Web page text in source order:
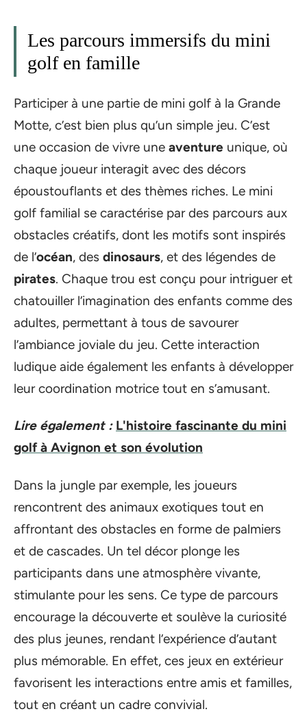
Les parcours immersifs du mini
golf en famille
Participer à une partie de mini golf à la Grande
Motte, c’est bien plus qu’un simple jeu. C’est
une occasion de vivre une aventure unique, où
chaque joueur interagit avec des décors
époustouflants et des thèmes riches. Le mini
golf familial se caractérise par des parcours aux
obstacles créatifs, dont les motifs sont inspirés
de l’océan, des dinosaurs, et des légendes de
pirates. Chaque trou est conçu pour intriguer et
chatouiller l’imagination des enfants comme des
adultes, permettant à tous de savourer
l’ambiance joviale du jeu. Cette interaction
ludique aide également les enfants à développer
leur coordination motrice tout en s’amusant.
Lire également : L'histoire fascinante du mini
golf à Avignon et son évolution
Dans la jungle par exemple, les joueurs
rencontrent des animaux exotiques tout en
affrontant des obstacles en forme de palmiers
et de cascades. Un tel décor plonge les
participants dans une atmosphère vivante,
stimulante pour les sens. Ce type de parcours
encourage la découverte et soulève la curiosité
des plus jeunes, rendant l’expérience d’autant
plus mémorable. En effet, ces jeux en extérieur
favorisent les interactions entre amis et familles,
tout en créant un cadre convivial.